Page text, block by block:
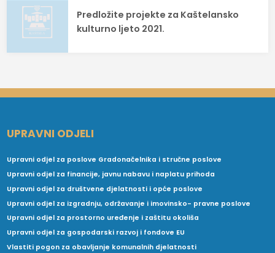
Predložite projekte za Kaštelansko
kulturno ljeto 2021.
UPRAVNI ODJELI
Upravni odjel za poslove Gradonačelnika i stručne poslove
Upravni odjel za financije, javnu nabavu i naplatu prihoda
Upravni odjel za društvene djelatnosti i opće poslove
Upravni odjel za izgradnju, održavanje i imovinsko- pravne poslove
Upravni odjel za prostorno uređenje i zaštitu okoliša
Upravni odjel za gospodarski razvoj i fondove EU
Vlastiti pogon za obavljanje komunalnih djelatnosti